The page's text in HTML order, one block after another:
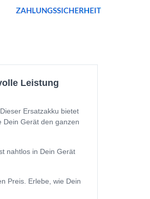
Leistung
Ersatzakku bietet
Dein Gerät den ganzen
nahtlos in Dein Gerät
Preis. Erlebe, wie Dein